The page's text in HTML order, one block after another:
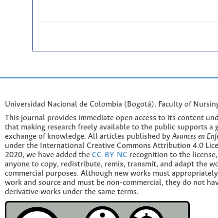
Universidad Nacional de Colombia (Bogotá). Faculty of
This journal provides immediate open access to its content
that making research freely available to the public supports a
exchange of knowledge. All articles published by Avances en
under the International Creative Commons Attribution 4.0
2020, we have added the CC-BY-NC recognition to the
anyone to copy, redistribute, remix, transmit, and adapt the
commercial purposes. Although new works must
work and source and must be non-commercial, they do not
derivative works under the same terms.